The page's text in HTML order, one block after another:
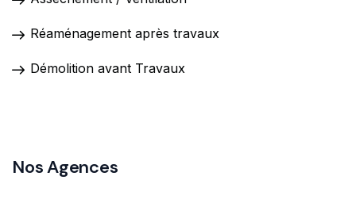
Réaménagement après travaux
Démolition avant Travaux
Nos Agences